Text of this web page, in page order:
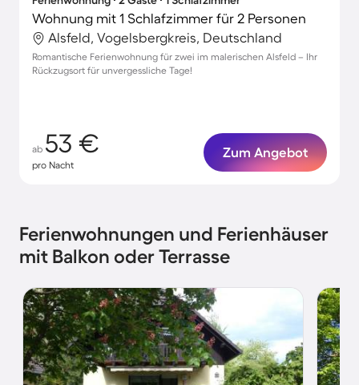
Wohnung mit 1 Schlafzimmer für 2 Personen
Alsfeld, Vogelsbergkreis, Deutschland
Romantische Ferienwohnung für zwei im malerischen Alsfeld – Ihr
Rückzugsort für unvergessliche Tage!
ab 53 €
pro Nacht
Zum Angebot
Ferienwohnungen und Ferienhäuser
mit Balkon oder Terrasse